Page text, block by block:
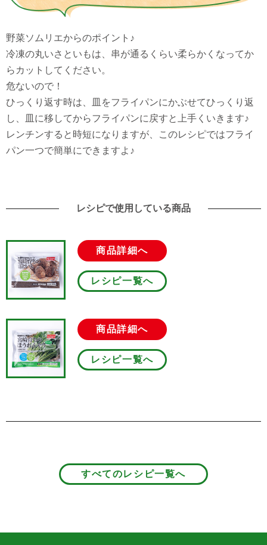
野菜ソムリエからのポイント♪
冷凍の丸いさといもは、串が通るくらい柔らかくなってか
らカットしてください。
危ないので！
ひっくり返す時は、皿をフライパンにかぶせてひっくり返
し、皿に移してからフライパンに戻すと上手くいきます♪
レンチンすると時短になりますが、このレシピではフライ
パン一つで簡単にできますよ♪
レシピで使用している商品
商品詳細へ
レシピ一覧へ
商品詳細へ
レシピ一覧へ
すべてのレシピ一覧へ